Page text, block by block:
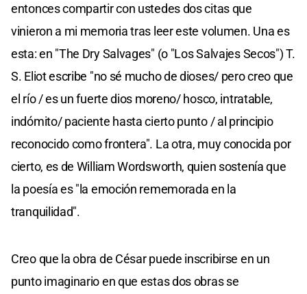
entonces compartir con ustedes dos citas que
vinieron a mi memoria tras leer este volumen. Una es
esta: en "The Dry Salvages" (o "Los Salvajes Secos") T.
S. Eliot escribe "no sé mucho de dioses/ pero creo que
el río / es un fuerte dios moreno/ hosco, intratable,
indómito/ paciente hasta cierto punto / al principio
reconocido como frontera". La otra, muy conocida por
cierto, es de William Wordsworth, quien sostenía que
la poesía es "la emoción rememorada en la
tranquilidad".
Creo que la obra de César puede inscribirse en un
punto imaginario en que estas dos obras se